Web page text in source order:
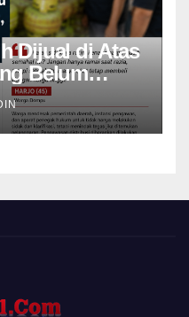
Dijual di Atas
Belum